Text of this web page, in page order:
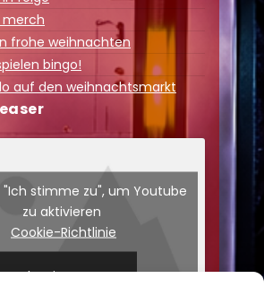
merch
frohe weihnachten
bingo!
auf den weihnachtsmarkt
"Ich stimme zu", um Youtube
zu aktivieren
Cookie-Richtlinie
Ich stimme zu